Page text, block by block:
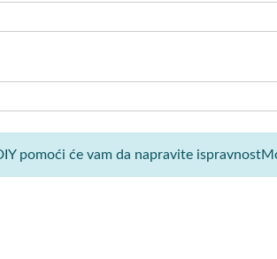
pomoći će vam da napravite